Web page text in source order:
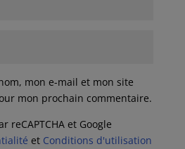
mon e-mail et mon site
mon prochain commentaire.
reCAPTCHA et Google
et Conditions d'utilisation